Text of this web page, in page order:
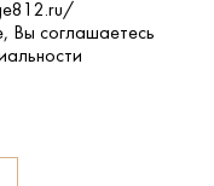
Вы соглашаетесь